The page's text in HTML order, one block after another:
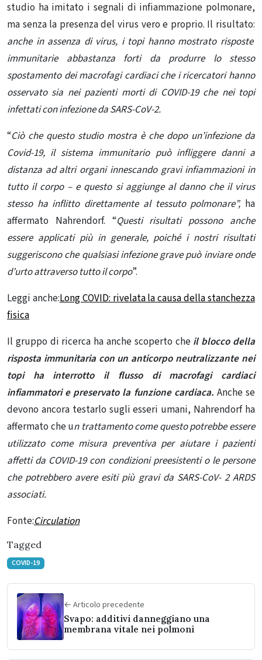
studio ha imitato i segnali di infiammazione polmonare,
ma senza la presenza del virus vero e proprio. Il risultato:
anche in assenza di virus, i topi hanno mostrato risposte
immunitarie abbastanza forti da produrre lo stesso
spostamento dei macrofagi cardiaci che i ricercatori hanno
osservato sia nei pazienti morti di COVID-19 che nei topi
infettati con infezione da SARS-CoV-2.
“Ciò che questo studio mostra è che dopo un’infezione da
Covid-19, il sistema immunitario può infliggere danni a
distanza ad altri organi innescando gravi infiammazioni in
tutto il corpo – e questo si aggiunge al danno che il virus
stesso ha inflitto direttamente al tessuto polmonare”, ha
affermato Nahrendorf. “Questi risultati possono anche
essere applicati più in generale, poiché i nostri risultati
suggeriscono che qualsiasi infezione grave può inviare onde
d’urto attraverso tutto il corpo”.
Leggi anche:Long COVID: rivelata la causa della stanchezza
fisica
Il gruppo di ricerca ha anche scoperto cheil blocco della
risposta immunitaria con un anticorpo neutralizzante nei
topi ha interrotto il flusso di macrofagi cardiaci
infiammatori e preservato la funzione cardiaca. Anche se
devono ancora testarlo sugli esseri umani, Nahrendorf ha
affermato che un trattamento come questo potrebbe essere
utilizzato come misura preventiva per aiutare i pazienti
affetti da COVID-19 con condizioni preesistenti o le persone
che potrebbero avere esiti più gravi da SARS-CoV- 2 ARDS
associati.
Fonte:Circulation
Tagged
COVID-19
← Articolo precedente
Svapo: additivi danneggiano una
membrana vitale nei polmoni